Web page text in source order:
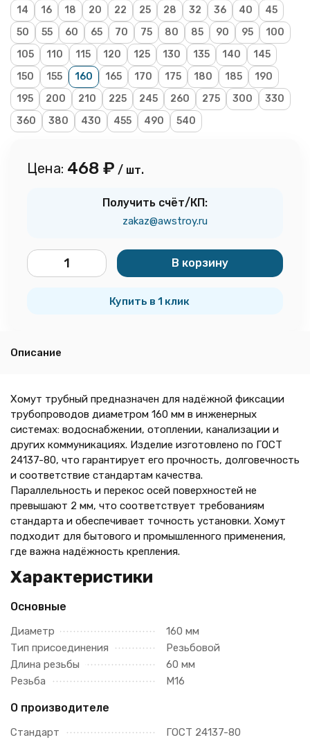
14 16 18 20 22 25 28 32 36 40
45
50
55 60 65 70 75 80 85 90 95
100
105
110 115 120 125 130 135 140
145
150
155 160 165 170 175 180 185
190
195
200 210 225 245 260 275 300
330
360
380 430 455 490 540
Цена: 468 ₽ / шт.
Получить счёт/КП:
zakaz@awstroy.ru
В корзину
Купить в 1 клик
Описание
Хомут трубный предназначен для надёжной фиксации
трубопроводов диаметром 160 мм в инженерных
системах: водоснабжении, отоплении, канализации и
других коммуникациях. Изделие изготовлено по ГОСТ
24137-80, что гарантирует его прочность, долговечность
и соответствие стандартам качества.
Параллельность и перекос осей поверхностей не
превышают 2 мм, что соответствует требованиям
стандарта и обеспечивает точность установки. Хомут
подходит для бытового и промышленного применения,
где важна надёжность крепления.
Характеристики
Основные
Диаметр
160 мм
Тип присоединения
Резьбовой
Длина резьбы
60 мм
Резьба
М16
О производителе
Стандарт
ГОСТ 24137-80